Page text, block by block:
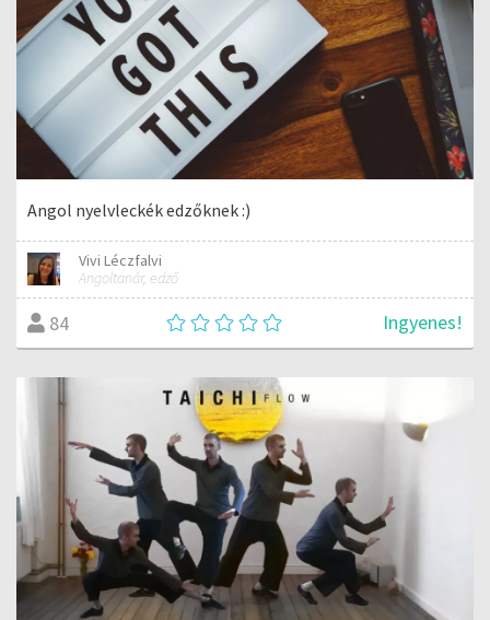
Angol nyelvleckék edzőknek :)
Vivi Léczfalvi
Angoltanár, edző
84 Ingyenes!